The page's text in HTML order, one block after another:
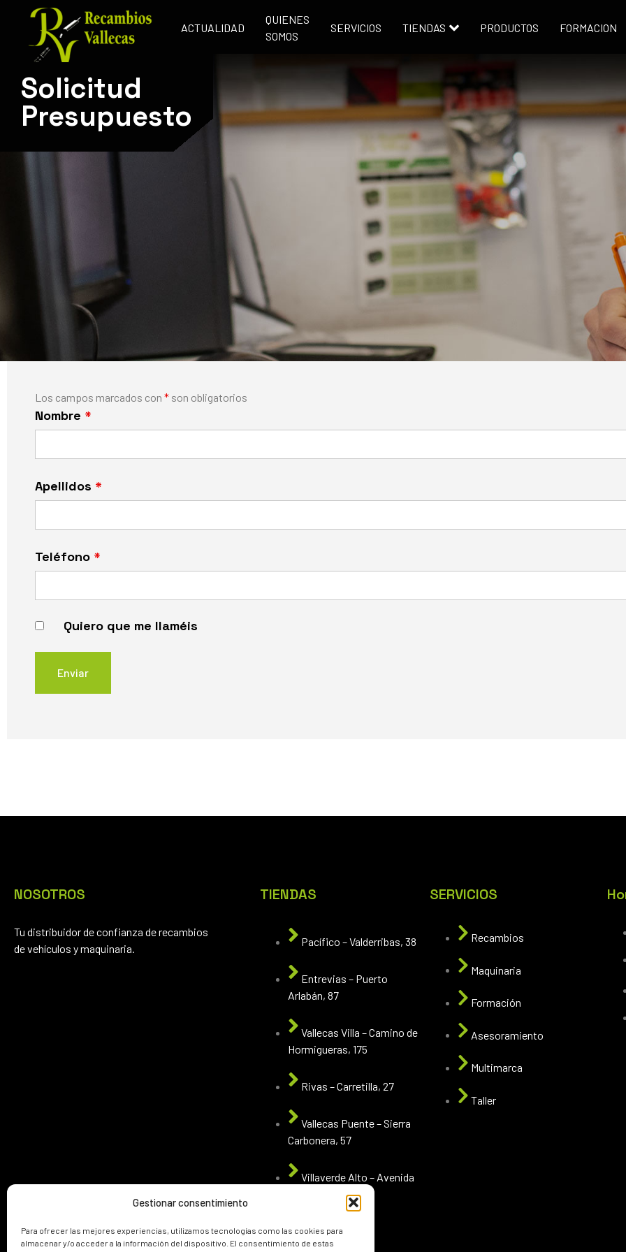
Gestionar consentimiento
Para ofrecer las mejores experiencias, utilizamos tecnologías como las cookies para
almacenar y/o acceder a la información del dispositivo. El consentimiento de estas
ACTUALIDAD
QUIENES
SOMOS
SERVICIOS TIENDAS PRODUCTOS FORMACION
Solicitud
Presupuesto
Los campos marcados con * son obligatorios
Nombre *
Apellidos *
Teléfono *
Quiero que me llaméis
NOSOTROS
Tu distribuidor de confianza de recambios
de vehículos y maquinaria.
TIENDAS
Pacífico – Valderribas, 38
Entrevias – Puerto
Arlabán, 87
Vallecas Villa – Camino de
Hormigueras, 175
Rivas – Carretilla, 27
Vallecas Puente – Sierra
Carbonera, 57
Villaverde Alto – Avenida
real de pinto 118
SERVICIOS
Recambios
Maquinaria
Formación
Asesoramiento
Multimarca
Taller